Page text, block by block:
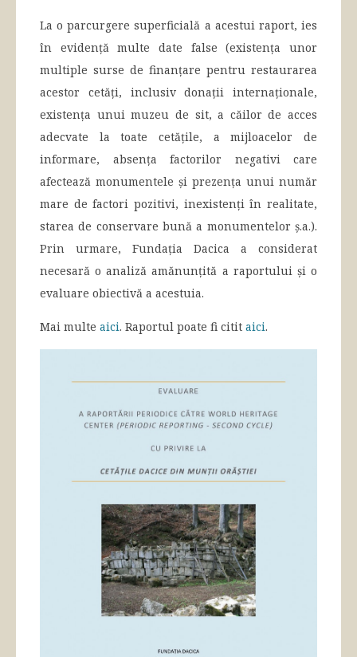
La o parcurgere superficială a acestui raport, ies
în evidență multe date false (existența unor
multiple surse de finanțare pentru restaurarea
acestor cetăți, inclusiv donații internaționale,
existența unui muzeu de sit, a căilor de acces
adecvate la toate cetățile, a mijloacelor de
informare, absența factorilor negativi care
afectează monumentele și prezența unui număr
mare de factori pozitivi, inexistenți în realitate,
starea de conservare bună a monumentelor ș.a.).
Prin urmare, Fundația Dacica a considerat
necesară o analiză amănunțită a raportului și o
evaluare obiectivă a acestuia.
Mai multe aici. Raportul poate fi citit aici.